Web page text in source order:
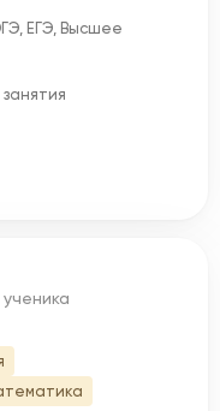
ЕГЭ, Высшее